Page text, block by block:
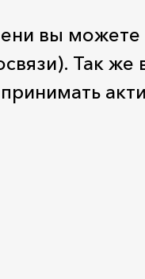
вы
Так же